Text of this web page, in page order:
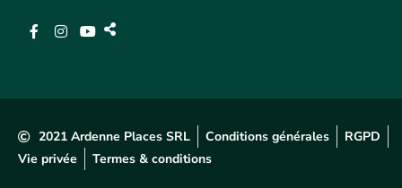
2021 Ardenne Places SRL Conditions générales
RGPD
Vie privée
Termes & conditions